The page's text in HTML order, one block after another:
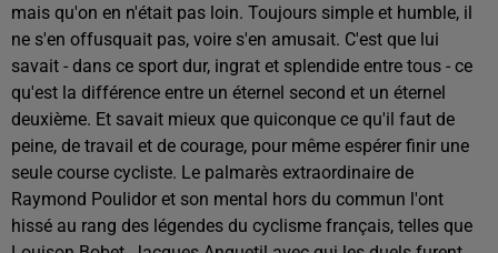
mais qu'on en n'était pas loin. Toujours simple et humble, il
ne s'en offusquait pas, voire s'en amusait. C'est que lui
savait - dans ce sport dur, ingrat et splendide entre tous - ce
qu'est la différence entre un éternel second et un éternel
deuxième. Et savait mieux que quiconque ce qu'il faut de
peine, de travail et de courage, pour même espérer finir une
seule course cycliste. Le palmarès extraordinaire de
Raymond Poulidor et son mental hors du commun l'ont
hissé au rang des légendes du cyclisme français, telles que